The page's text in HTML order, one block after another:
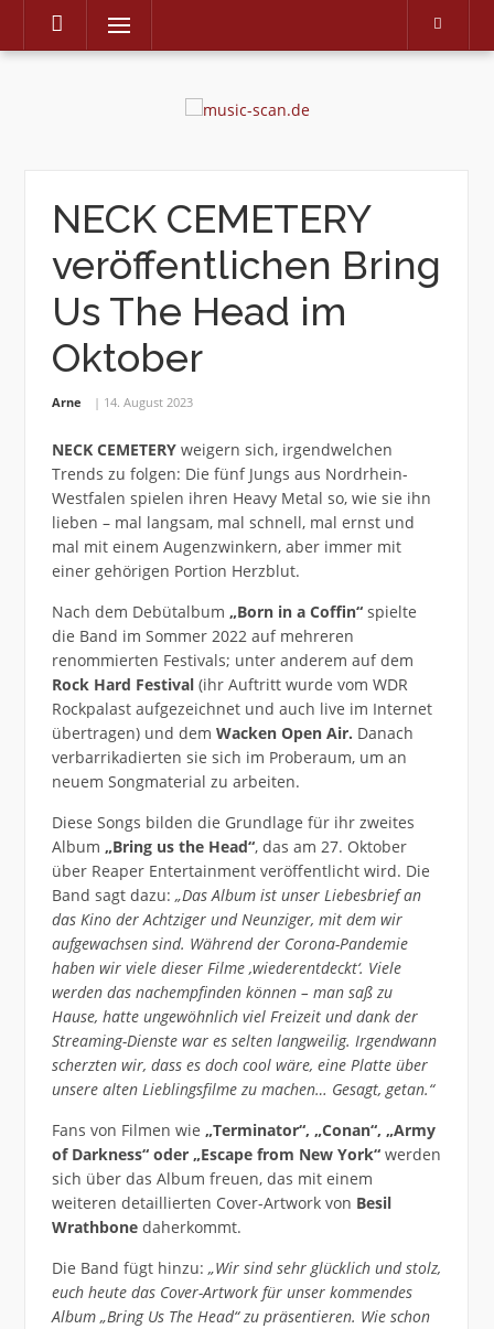
Skip
Menu
NECK CEMETERY
veröffentlichen Bring
Us The Head im
Oktober
Arne 14. August 2023
NECK CEMETERYweigern sich, irgendwelchen
Trends zu folgen: Die fünf Jungs aus Nordrhein-
Westfalen spielen ihren Heavy Metal so, wie sie ihn
lieben – mal langsam, mal schnell, mal ernst und
mal mit einem Augenzwinkern, aber immer mit
einer gehörigen Portion Herzblut.
Nach dem Debütalbum „Born in a Coffin“spielte
die Band im Sommer 2022 auf mehreren
renommierten Festivals; unter anderem auf dem
Rock Hard Festival (ihr Auftritt wurde vom WDR
Rockpalast aufgezeichnet und auch live im Internet
übertragen) und dem Wacken Open Air. Danach
verbarrikadierten sie sich im Proberaum, um an
neuem Songmaterial zu arbeiten.
Diese Songs bilden die Grundlage für ihr zweites
Album „Bring us the Head“, das am 27. Oktober
über Reaper Entertainment veröffentlicht wird. Die
Band sagt dazu: „Das Album ist unser Liebesbrief an
das Kino der Achtziger und Neunziger, mit dem wir
aufgewachsen sind. Während der Corona-Pandemie
haben wir viele dieser Filme ‚wiederentdeckt‘. Viele
werden das nachempfinden können – man saß zu
Hause, hatte ungewöhnlich viel Freizeit und dank der
Streaming-Dienste war es selten langweilig. Irgendwann
scherzten wir, dass es doch cool wäre, eine Platte über
unsere alten Lieblingsfilme zu machen… Gesagt, getan.“
Fans von Filmen wie „Terminator“, „Conan“, „Army
of Darkness“ oder „Escape from New York“werden
sich über das Album freuen, das mit einem
weiteren detaillierten Cover-Artwork von Besil
Wrathbonedaherkommt.
Die Band fügt hinzu: „Wir sind sehr glücklich und stolz,
euch heute das Cover-Artwork für unser kommendes
Album „Bring Us The Head“ zu präsentieren. Wie schon